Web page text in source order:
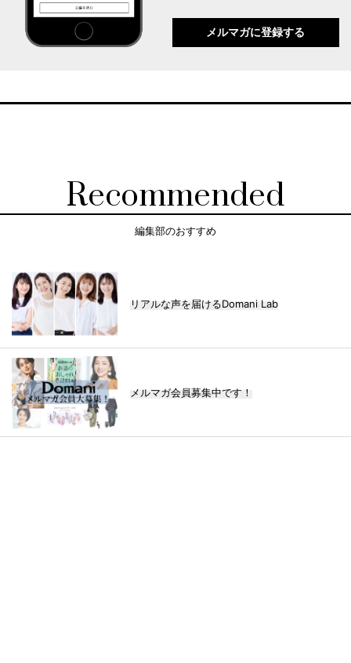
メルマガに登録する
Recommended
編集部のおすすめ
リアルな声を届けるDomani Lab
メルマガ会員募集中です！